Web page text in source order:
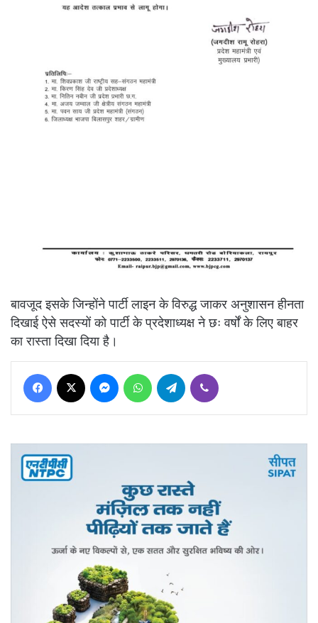
बावजूद इसके जिन्होंने पार्टी लाइन के विरुद्ध जाकर अनुशासन हीनता
दिखाई ऐसे सदस्यों को पार्टी के प्रदेशाध्यक्ष ने छः वर्षों के लिए बाहर
का रास्ता दिखा दिया है।
Facebook Messenger WhatsApp Telegram